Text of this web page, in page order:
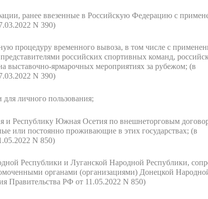
ранее ввезенные в Российскую Федерацию с
N 390)
процедуру временного вывоза, в том числе с
российских спортивных команд,
выставочно-ярмарочных мероприятиях за рубежом; (в
N 390)
личного пользования;
и Республику Южная Осетия по внешнеторговым
или постоянно проживающие в этих государствах; (в
N 850)
Республики и Луганской Народной Республики,
органами (организациями) Донецкой
Правительства РФ от 11.05.2022 N 850)